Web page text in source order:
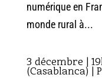
numérique en
monde rural à...
3 décembre |
(Casablanca) |